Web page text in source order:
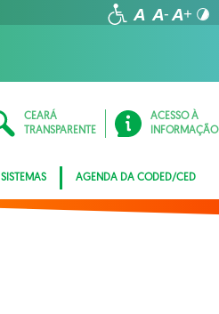
CEARÁ
TRANSPARENTE
ACESSO À
INFORMAÇÃO
SISTEMAS AGENDA DA CODED/CED